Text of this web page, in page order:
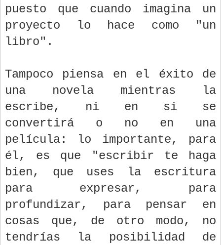
puesto que cuando imagina un
proyecto lo hace como "un
libro".
Tampoco piensa en el éxito de
una novela mientras la
escribe, ni en si se
convertirá o no en una
película: lo importante, para
él, es que "escribir te haga
bien, que uses la escritura
para expresar, para
profundizar, para pensar en
cosas que, de otro modo, no
tendrías la posibilidad de